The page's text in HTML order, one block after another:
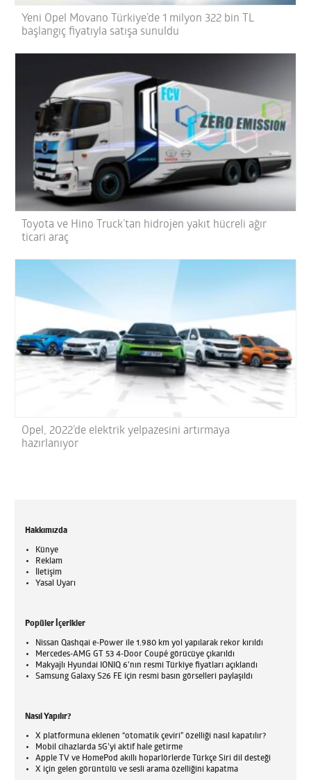
Yeni Opel Movano Türkiye’de 1 milyon 322 bin TL
başlangıç fiyatıyla satışa sunuldu
Toyota ve Hino Truck’tan hidrojen yakıt hücreli ağır
ticari araç
Opel, 2022’de elektrik yelpazesini artırmaya
hazırlanıyor
Hakkımızda
Künye
Reklam
İletişim
Yasal Uyarı
Popüler İçerikler
Nissan Qashqai e-Power ile 1.980 km yol yapılarak rekor kırıldı
Mercedes-AMG GT 53 4-Door Coupé görücüye çıkarıldı
Makyajlı Hyundai IONIQ 6'nın resmi Türkiye fiyatları açıklandı
Samsung Galaxy S26 FE için resmi basın görselleri paylaşıldı
Nasıl Yapılır?
X platformuna eklenen “otomatik çeviri” özelliği nasıl kapatılır?
Mobil cihazlarda 5G’yi aktif hale getirme
Apple TV ve HomePod akıllı hoparlörlerde Türkçe Siri dil desteği
X için gelen görüntülü ve sesli arama özelliğini kapatma